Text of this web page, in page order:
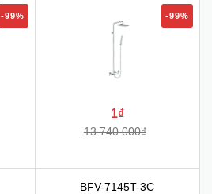
-99% -99%
1₫
13.740.000₫
BFV-7145T-3C